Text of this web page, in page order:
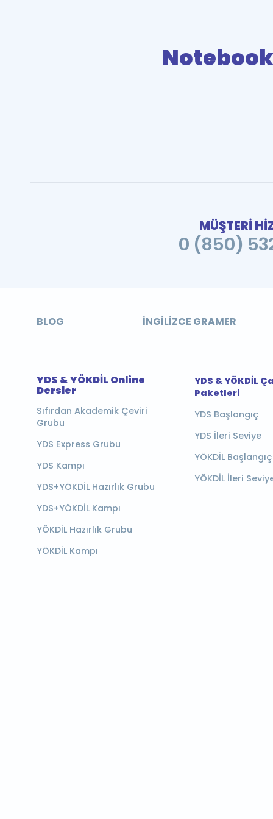
MÜŞTERİ
0 (850)
BLOG İNGILIZCE GRAMER
YDS & YÖKDİL Online
Dersler
Sıfırdan Akademik Çeviri
Grubu
YDS Express Grubu
YDS Kampı
YDS+YÖKDİL Hazırlık Grubu
YDS+YÖKDİL Kampı
YÖKDİL Hazırlık Grubu
YÖKDİL Kampı
YDS & YÖKDİL
Paketleri
YDS Başlangıç
YDS İleri Seviye
YÖKDİL Başlangıç
YÖKDİL İleri